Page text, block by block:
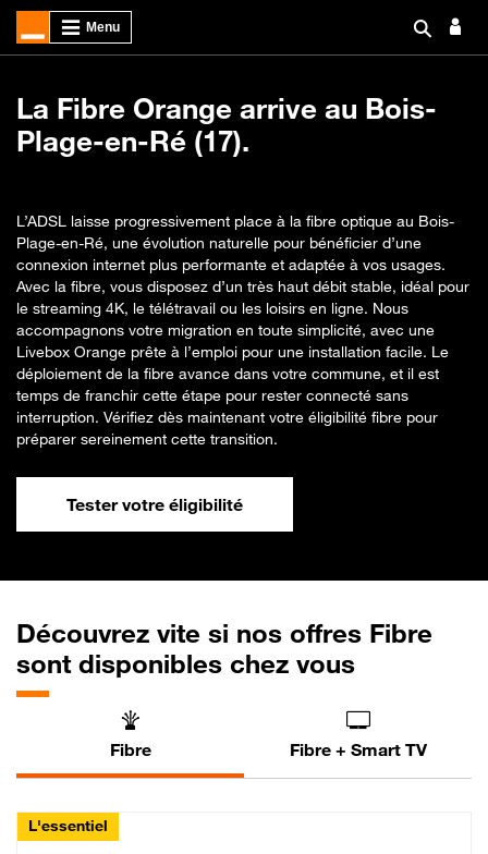
La Fibre Orange arrive au Bois-
Plage-en-Ré (17).
L’ADSL laisse progressivement place à la fibre optique au Bois-
Plage-en-Ré, une évolution naturelle pour bénéficier d’une
connexion internet plus performante et adaptée à vos usages.
Avec la fibre, vous disposez d’un très haut débit stable, idéal pour
le streaming 4K, le télétravail ou les loisirs en ligne. Nous
accompagnons votre migration en toute simplicité, avec une
Livebox Orange prête à l’emploi pour une installation facile. Le
déploiement de la fibre avance dans votre commune, et il est
temps de franchir cette étape pour rester connecté sans
interruption. Vérifiez dès maintenant votre éligibilité fibre pour
préparer sereinement cette transition.
Tester votre éligibilité
Découvrez vite si nos offres Fibre
sont disponibles chez vous
Fibre Fibre + Smart TV
L'essentiel